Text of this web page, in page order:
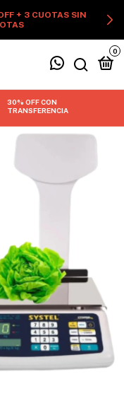
+ 3 CUOTAS SIN
0
30% OFF CON
TRANSFERENCIA